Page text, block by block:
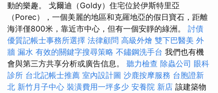
動的樂趣。 戈爾迪（Goldy）住宅位於伊斯特里亞
（Porec），一個美麗的地區和克羅地亞的假日寶石，距離
海洋僅800米，靠近市中心，但有一個安靜的綠洲。 討債
優質記帳士事務所選擇 法律顧問 高級外燴 雙下巴醫美 外
牆 漏水 有效的關鍵字搜尋策略 不鏽鋼洗手台 我們也有機
會與第三方共享分析或廣告信息。 聽力檢查 除蟲公司 眼科
診所 台北記帳士推薦 室內設計圖 沙鹿按摩服務 台胞證新
北 新竹月子中心 裝潢費用一坪多少 安養院 新店 該建築物